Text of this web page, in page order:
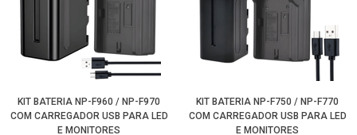
KIT BATERIA NP-F960 / NP-F970
COM CARREGADOR USB PARA LED
E MONITORES
KIT BATERIA NP-F750 / NP-F770
COM CARREGADOR USB PARA LED
E MONITORES